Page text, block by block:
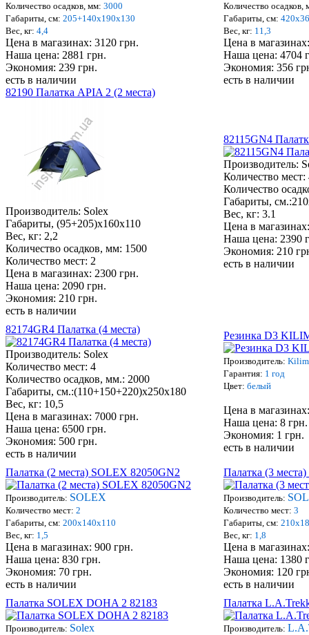
Количество осадков, мм: 3000
Габариты, см: 205+140x190x130
Вес, кг: 4,4
Цена в магазинах: 3120 грн.
Наша цена: 2881 грн.
Экономия: 239 грн.
есть в наличии
Количество
Габариты, см:
Вес, кг: 11,3
Цена в
Наша цена: 4704
Экономия: 356
есть в наличии
82190 Палатка APIA 2 (2 места)
Производитель: Solex
Габариты, (95+205)х160х110
Вес, кг: 2,2
Количество осадков, мм: 1500
Количество мест: 2
Цена в магазинах: 2300 грн.
Наша цена: 2090 грн.
Экономия: 210 грн.
есть в наличии
82115GN4
Производитель:
Количество мест:
Количество
Габариты, см.:
Вес, кг: 3.1
Цена в
Наша цена: 2390
Экономия: 210
есть в наличии
82174GR4 Палатка (4 места)
Производитель: Solex
Количество мест: 4
Количество осадков, мм.: 2000
Габариты, см.:(110+150+220)х250х180
Вес, кг: 10,5
Цена в магазинах: 7000 грн.
Наша цена: 6500 грн.
Экономия: 500 грн.
есть в наличии
Резинка D3
Производитель:
Гарантия: 1 год
Цвет: белый
Цена в
Наша цена: 8 грн.
Экономия: 1 грн.
есть в наличии
Палатка (2 места) SOLEX 82050GN2
Производитель: SOLEX
Количество мест: 2
Габариты, см: 200х140х110
Вес, кг: 1,5
Цена в магазинах: 900 грн.
Наша цена: 830 грн.
Экономия: 70 грн.
есть в наличии
Палатка (3
Производитель:
Количество мест: 3
Габариты, см:
Вес, кг: 1,8
Цена в
Наша цена: 1380
Экономия: 120
есть в наличии
Палатка SOLEX DOHA 2 82183
Производитель: Solex
Палатка
Производитель: